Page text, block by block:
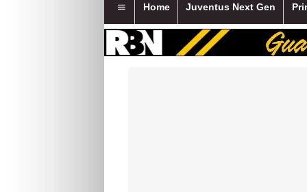
Home Juventus Next Gen